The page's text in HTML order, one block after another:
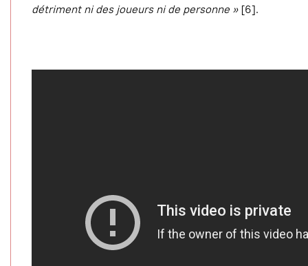
détriment ni des joueurs ni de personne »[6].